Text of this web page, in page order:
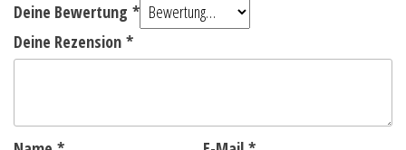
Deine Bewertung *
Deine Rezension *